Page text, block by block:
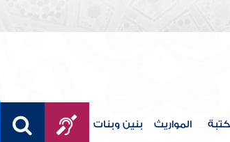
المواريث بنين وبنات